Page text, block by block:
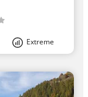
Extreme